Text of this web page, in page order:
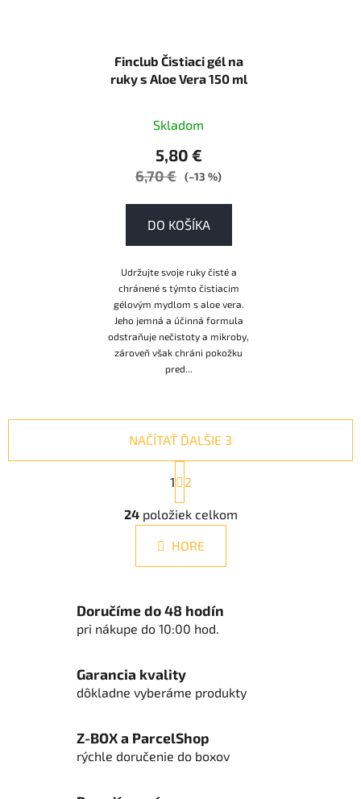
Finclub Čistiaci gél na
ruky s Aloe Vera 150 ml
Skladom
5,80 €
6,70 € (–13 %)
DO KOŠÍKA
Udržujte svoje ruky čisté a
chránené s týmto čistiacim
gélovým mydlom s aloe vera.
Jeho jemná a účinná formula
odstraňuje nečistoty a mikroby,
zároveň však chráni pokožku
pred...
O
v
l
á
d
c
i
r
v
y
v
ý
NAČÍTAŤ ĎALŠIE 3
S
t
r
á
n
k
n
i
e
1 2
24položiek celkom
HORE
Doručíme do 48 hodín
pri nákupe do 10:00 hod.
Garancia kvality
dôkladne vyberáme produkty
Z-BOX a ParcelShop
rýchle doručenie do boxov